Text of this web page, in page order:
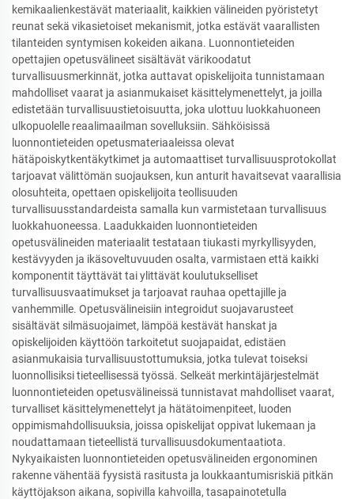
kemikaalienkestävät materiaalit, kaikkien välineiden pyöristetyt
reunat sekä vikasietoiset mekanismit, jotka estävät vaarallisten
tilanteiden syntymisen kokeiden aikana. Luonnontieteiden
opettajien opetusvälineet sisältävät värikoodatut
turvallisuusmerkinnät, jotka auttavat opiskelijoita tunnistamaan
mahdolliset vaarat ja asianmukaiset käsittelymenettelyt, ja joilla
edistetään turvallisuustietoisuutta, joka ulottuu luokkahuoneen
ulkopuolelle reaalimaailman sovelluksiin. Sähköisissä
luonnontieteiden opetusmateriaaleissa olevat
hätäpoiskytkentäkytkimet ja automaattiset turvallisuusprotokollat
tarjoavat välittömän suojauksen, kun anturit havaitsevat vaarallisia
olosuhteita, opettaen opiskelijoita teollisuuden
turvallisuusstandardeista samalla kun varmistetaan turvallisuus
luokkahuoneessa. Laadukkaiden luonnontieteiden
opetusvälineiden materiaalit testataan tiukasti myrkyllisyyden,
kestävyyden ja ikäsoveltuvuuden osalta, varmistaen että kaikki
komponentit täyttävät tai ylittävät koulutukselliset
turvallisuusvaatimukset ja tarjoavat rauhaa opettajille ja
vanhemmille. Opetusvälineisiin integroidut suojavarusteet
sisältävät silmäsuojaimet, lämpöä kestävät hanskat ja
opiskelijoiden käyttöön tarkoitetut suojapaidat, edistäen
asianmukaisia turvallisuustottumuksia, jotka tulevat toiseksi
luonnollisiksi tieteellisessä työssä. Selkeät merkintäjärjestelmät
luonnontieteiden opetusvälineissä tunnistavat mahdolliset vaarat,
turvalliset käsittelymenettelyt ja hätätoimenpiteet, luoden
oppimismahdollisuuksia, joissa opiskelijat oppivat lukemaan ja
noudattamaan tieteellistä turvallisuusdokumentaatiota.
Nykyaikaisten luonnontieteiden opetusvälineiden ergonominen
rakenne vähentää fyysistä rasitusta ja loukkaantumisriskiä pitkän
käyttöjakson aikana, sopivilla kahvoilla, tasapainotetulla